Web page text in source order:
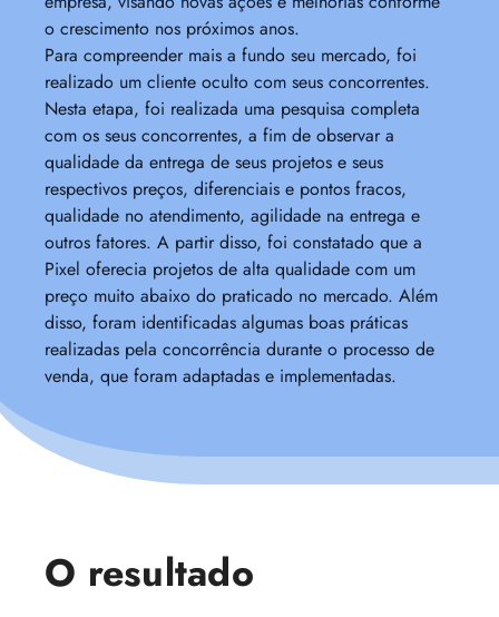
o crescimento nos próximos anos.
Para compreender mais a fundo seu mercado, foi
realizado um cliente oculto com seus concorrentes.
Nesta etapa, foi realizada uma pesquisa completa
com os seus concorrentes, a fim de observar a
qualidade da entrega de seus projetos e seus
respectivos preços, diferenciais e pontos fracos,
qualidade no atendimento, agilidade na entrega e
outros fatores. A partir disso, foi constatado que a
Pixel oferecia projetos de alta qualidade com um
preço muito abaixo do praticado no mercado. Além
disso, foram identificadas algumas boas práticas
realizadas pela concorrência durante o processo de
venda, que foram adaptadas e implementadas.
O resultado